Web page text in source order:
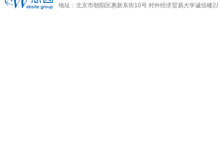
地址：北京市朝阳区惠新东街10号 对外经济贸易大学诚信楼